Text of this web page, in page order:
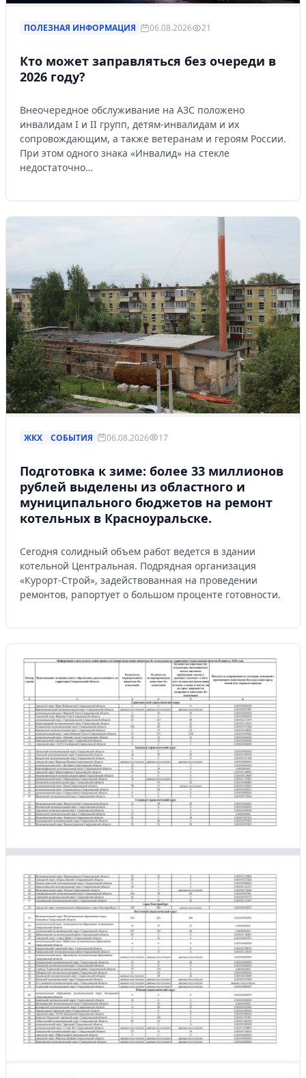
ПОЛЕЗНАЯ ИНФОРМАЦИЯ 06.08.2026 21
Кто может заправляться без очереди в
2026 году?
Внеочередное обслуживание на АЗС положено
инвалидам I и II групп, детям-инвалидам и их
сопровождающим, а также ветеранам и героям России.
При этом одного знака «Инвалид» на стекле
недостаточно…
ЖКХ СОБЫТИЯ 06.08.2026 17
Подготовка к зиме: более 33 миллионов
рублей выделены из областного и
муниципального бюджетов на ремонт
котельных в Красноуральске.
Сегодня солидный объем работ ведется в здании
котельной Центральная. Подрядная организация
«Курорт-Строй», задействованная на проведении
ремонтов, рапортует о большом проценте готовности.